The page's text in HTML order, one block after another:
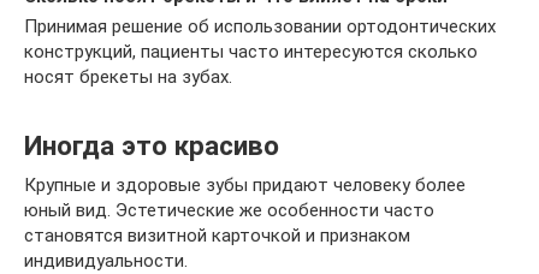
Принимая решение об использовании ортодонтических
конструкций, пациенты часто интересуются сколько
носят брекеты на зубах.
Иногда это красиво
Крупные и здоровые зубы придают человеку более
юный вид. Эстетические же особенности часто
становятся визитной карточкой и признаком
индивидуальности.